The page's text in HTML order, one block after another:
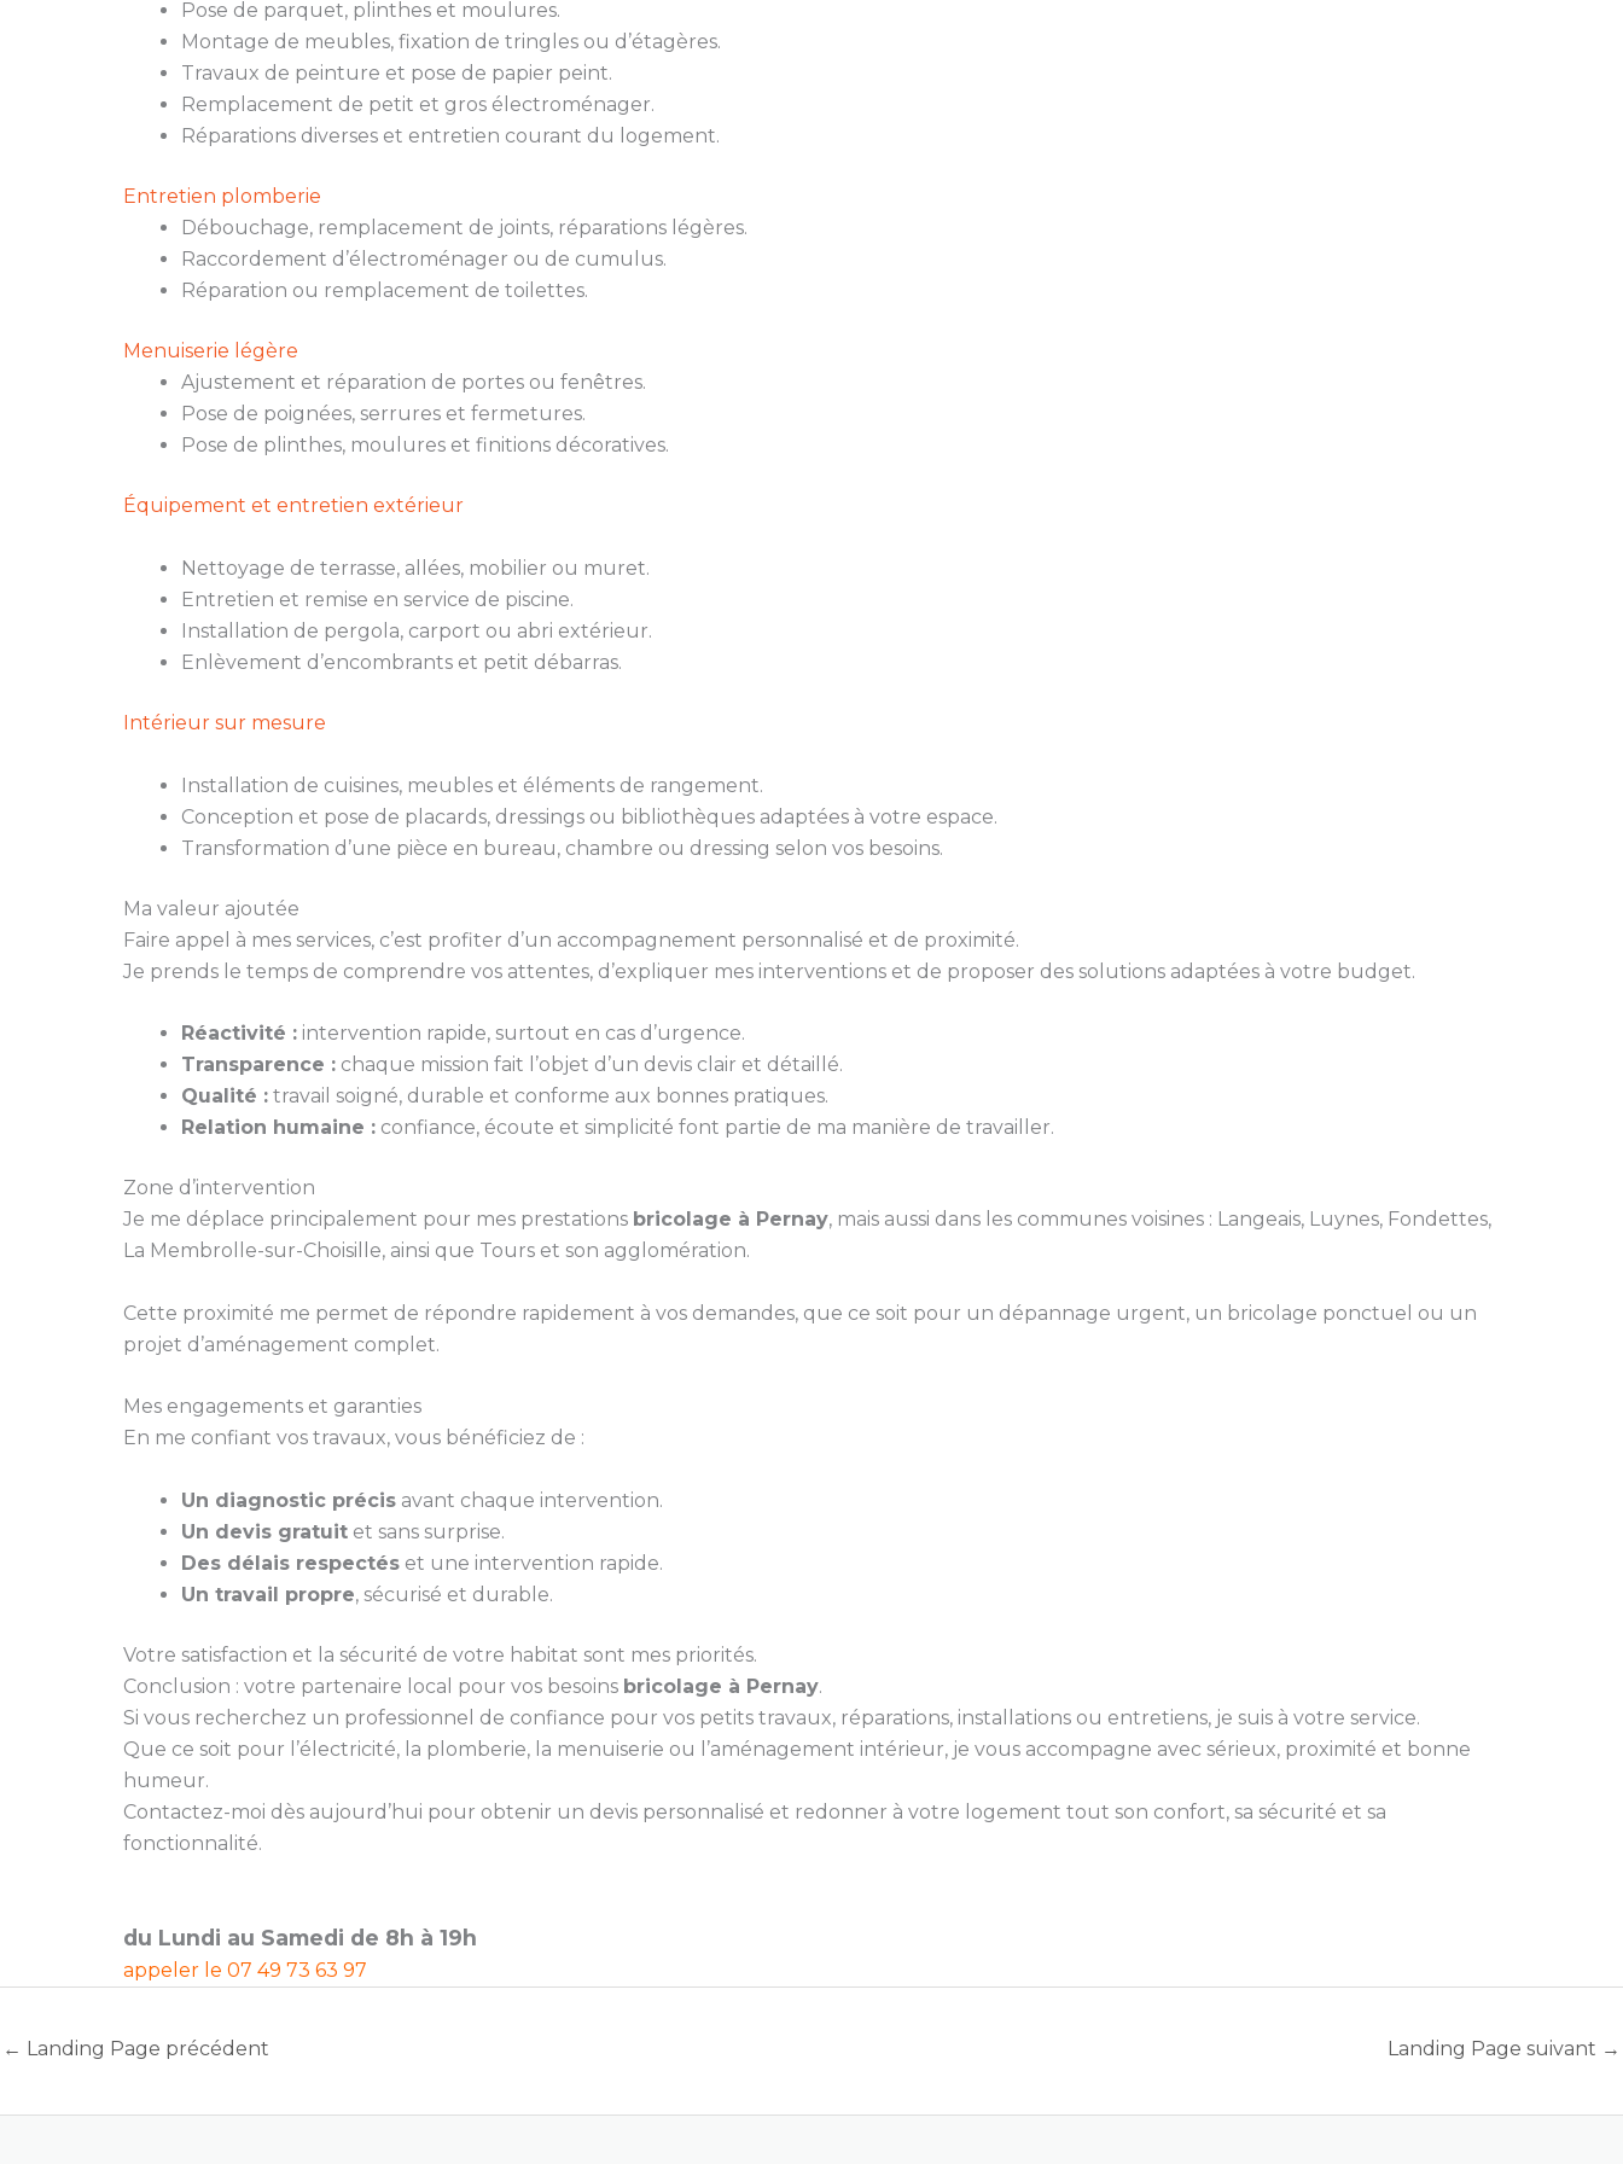
Pose de parquet, plinthes et moulures.
Montage de meubles, fixation de tringles ou d’étagères.
Travaux de peinture et pose de papier peint.
Remplacement de petit et gros électroménager.
Réparations diverses et entretien courant du logement.
Entretien plomberie
Débouchage, remplacement de joints, réparations légères.
Raccordement d’électroménager ou de cumulus.
Réparation ou remplacement de toilettes.
Menuiserie légère
Ajustement et réparation de portes ou fenêtres.
Pose de poignées, serrures et fermetures.
Pose de plinthes, moulures et finitions décoratives.
Équipement et entretien extérieur
Nettoyage de terrasse, allées, mobilier ou muret.
Entretien et remise en service de piscine.
Installation de pergola, carport ou abri extérieur.
Enlèvement d’encombrants et petit débarras.
Intérieur sur mesure
Installation de cuisines, meubles et éléments de rangement.
Conception et pose de placards, dressings ou bibliothèques adaptées à votre espace.
Transformation d’une pièce en bureau, chambre ou dressing selon vos besoins.
Ma valeur ajoutée
Faire appel à mes services, c’est profiter d’un accompagnement personnalisé et de proximité.
Je prends le temps de comprendre vos attentes, d’expliquer mes interventions et de proposer des solutions adaptées à votre budget.
Réactivité : intervention rapide, surtout en cas d’urgence.
Transparence : chaque mission fait l’objet d’un devis clair et détaillé.
Qualité : travail soigné, durable et conforme aux bonnes pratiques.
Relation humaine : confiance, écoute et simplicité font partie de ma manière de travailler.
Zone d’intervention
Je me déplace principalement pour mes prestations bricolage à Pernay, mais aussi dans les communes voisines : Langeais, Luynes, Fondettes,
La Membrolle-sur-Choisille, ainsi que Tours et son agglomération.
Cette proximité me permet de répondre rapidement à vos demandes, que ce soit pour un dépannage urgent, un bricolage ponctuel ou un
projet d’aménagement complet.
Mes engagements et garanties
En me confiant vos travaux, vous bénéficiez de :
Un diagnostic précis avant chaque intervention.
Un devis gratuit et sans surprise.
Des délais respectés et une intervention rapide.
Un travail propre, sécurisé et durable.
Votre satisfaction et la sécurité de votre habitat sont mes priorités.
Conclusion : votre partenaire local pour vos besoins bricolage à Pernay.
Si vous recherchez un professionnel de confiance pour vos petits travaux, réparations, installations ou entretiens, je suis à votre service.
Que ce soit pour l’électricité, la plomberie, la menuiserie ou l’aménagement intérieur, je vous accompagne avec sérieux, proximité et bonne
humeur.
Contactez-moi dès aujourd’hui pour obtenir un devis personnalisé et redonner à votre logement tout son confort, sa sécurité et sa
fonctionnalité.
du Lundi au Samedi de 8h à 19h
appeler le 07 49 73 63 97
← Landing Page précédent Landing Page suivant →